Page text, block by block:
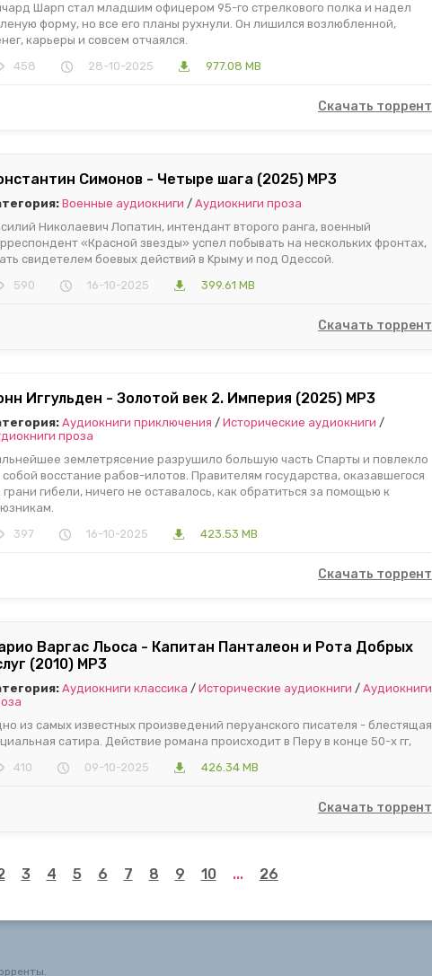
Шарп стал младшим офицером 95-го стрелкового полка и надел
форму, но все его планы рухнули. Он лишился возлюбленной,
карьеры и совсем отчаялся.
458
28-10-2025 977.08 MB
Скачать торрент
Симонов - Четыре шага (2025) MP3
Военные аудиокниги / Аудиокниги проза
Николаевич Лопатин, интендант второго ранга, военный
«Красной звезды» успел побывать на нескольких фронтах,
свидетелем боевых действий в Kрыму и под Одессой.
590
16-10-2025 399.61 MB
Скачать торрент
Иггульден - Золотой век 2. Империя (2025) МР3
Аудиокниги приключения / Исторические аудиокниги /
проза
землетрясение разрушило большую часть Спарты и повлекло
собой восстание рабов-илотов. Правителям государства, оказавшегося
грани гибели, ничего не оставалось, как обратиться за помощью к
397
16-10-2025 423.53 MB
Скачать торрент
Варгас Льоса - Капитан Панталеон и Рота Добрых
(2010) МР3
Аудиокниги классика / Исторические аудиокниги / Аудиокниги
из самых известных произведений перуанского писателя - блестящая
сатира. Действие романа происходит в Перу в конце 50-х гг,
410
09-10-2025 426.34 MB
Скачать торрент
3 4 5 6 7 8 9 10 ... 26